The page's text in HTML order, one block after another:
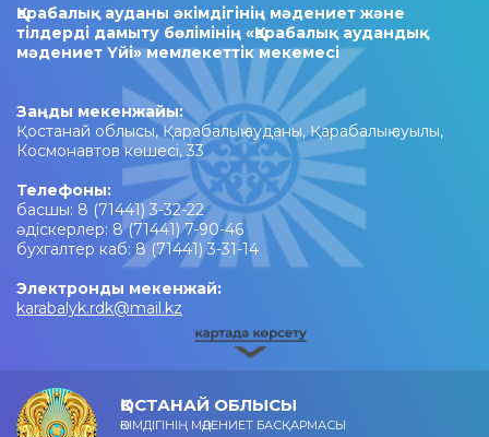
Қарабалық ауданы әкімдігінің мәдениет және
тілдерді дамыту бөлімінің «Қарабалық аудандық
мәдениет Үйі» мемлекеттік мекемесі
Заңды мекенжайы:
Қостанай облысы, Қарабалық ауданы, Қарабалық ауылы,
Космонавтов көшесі, 33
Телефоны:
басшы: 8 (71441) 3-32-22
әдіскерлер: 8 (71441) 7-90-46
бухгалтер каб: 8 (71441) 3-31-14
Электронды мекенжай:
karabalyk.rdk@mail.kz
ҚОСТАНАЙ ОБЛЫСЫ
ӘКІМДІГІНІҢ МӘДЕНИЕТ БАСҚАРМАСЫ